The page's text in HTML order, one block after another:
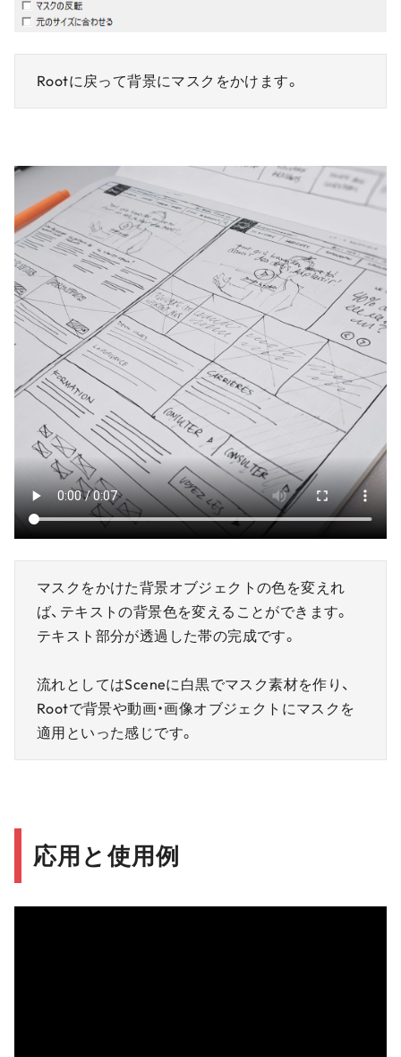
Rootに戻って背景にマスクをかけます。
マスクをかけた背景オブジェクトの色を変えれ
ば、テキストの背景色を変えることができます。
テキスト部分が透過した帯の完成です。
流れとしてはSceneに白黒でマスク素材を作り、
Rootで背景や動画・画像オブジェクトにマスクを
適用といった感じです。
応用と使用例